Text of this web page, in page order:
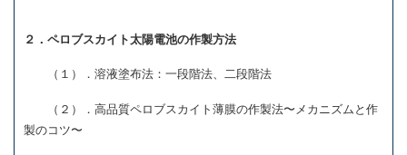
２．ペロブスカイト太陽電池の作製方法
（１）．溶液塗布法：一段階法、二段階法
（２）．高品質ペロブスカイト薄膜の作製法〜メカニズムと作
製のコツ〜